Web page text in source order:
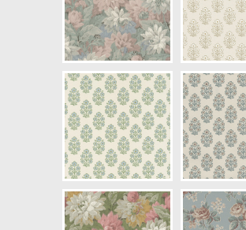
Färg: Blå, Beige, Lila, Röd
Mönster: Blommig
Struktur: Slät
Cirkapris: 899,00 kr
(Kontakta din färghandlare för
exakt pris.)